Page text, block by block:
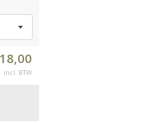
incl. BTW